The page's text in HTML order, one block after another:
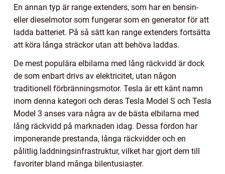
En annan typ är range extenders, som har en bensin-
eller dieselmotor som fungerar som en generator för att
ladda batteriet. På så sätt kan range extenders fortsätta
att köra långa sträckor utan att behöva laddas.
De mest populära elbilarna med lång räckvidd är dock
de som enbart drivs av elektricitet, utan någon
traditionell förbränningsmotor. Tesla är ett känt namn
inom denna kategori och deras Tesla Model S och Tesla
Model 3 anses vara några av de bästa elbilarna med
lång räckvidd på marknaden idag. Dessa fordon har
imponerande prestanda, långa räckvidder och en
pålitlig laddningsinfrastruktur, vilket har gjort dem till
favoriter bland många bilentusiaster.